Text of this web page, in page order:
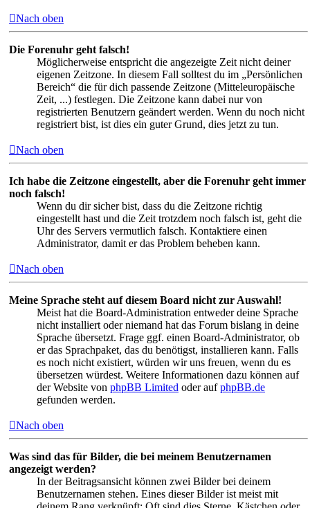
Nach oben
Die Forenuhr geht falsch!
Möglicherweise entspricht die angezeigte Zeit nicht deiner
eigenen Zeitzone. In diesem Fall solltest du im „Persönlichen
Bereich“ die für dich passende Zeitzone (Mitteleuropäische
Zeit, ...) festlegen. Die Zeitzone kann dabei nur von
registrierten Benutzern geändert werden. Wenn du noch nicht
registriert bist, ist dies ein guter Grund, dies jetzt zu tun.
Nach oben
Ich habe die Zeitzone eingestellt, aber die Forenuhr geht immer
noch falsch!
Wenn du dir sicher bist, dass du die Zeitzone richtig
eingestellt hast und die Zeit trotzdem noch falsch ist, geht die
Uhr des Servers vermutlich falsch. Kontaktiere einen
Administrator, damit er das Problem beheben kann.
Nach oben
Meine Sprache steht auf diesem Board nicht zur Auswahl!
Meist hat die Board-Administration entweder deine Sprache
nicht installiert oder niemand hat das Forum bislang in deine
Sprache übersetzt. Frage ggf. einen Board-Administrator, ob
er das Sprachpaket, das du benötigst, installieren kann. Falls
es noch nicht existiert, würden wir uns freuen, wenn du es
übersetzen würdest. Weitere Informationen dazu können auf
der Website von phpBB Limited oder aufphpBB.de
gefunden werden.
Nach oben
Was sind das für Bilder, die bei meinem Benutzernamen
angezeigt werden?
In der Beitragsansicht können zwei Bilder bei deinem
Benutzernamen stehen. Eines dieser Bilder ist meist mit